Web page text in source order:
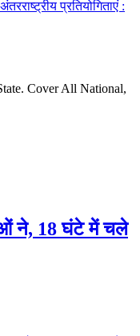
प्रतियोगिताएं :
Cover All National,
ने, 18 घंटे में चले